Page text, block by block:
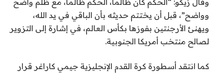
وواضح”، قبل أن يختتم حديثه بأن الباقي في يد الله،
ويهنئ الأرجنتين بفوزها بكأس العالم، في إشارة إلى التزوير
لصالح منتخب أمريكا الجنوبية.
كما انتقد أسطورة كرة القدم الإنجليزية جيمي كاراغر قرار